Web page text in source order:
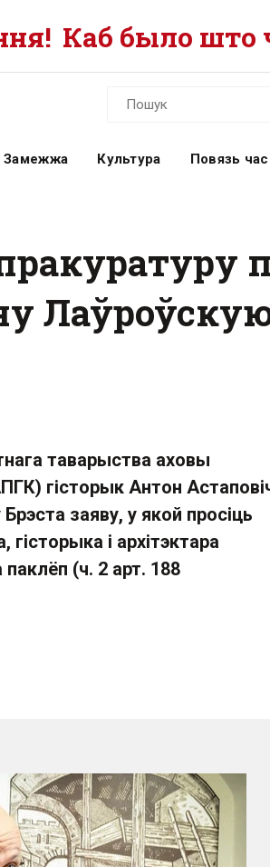
Каб было што
Замежжа Культура Повязь
таварыства аховы
гісторык Антон
заяву, у якой просіць
і архітэктара
(ч. 2 арт. 188